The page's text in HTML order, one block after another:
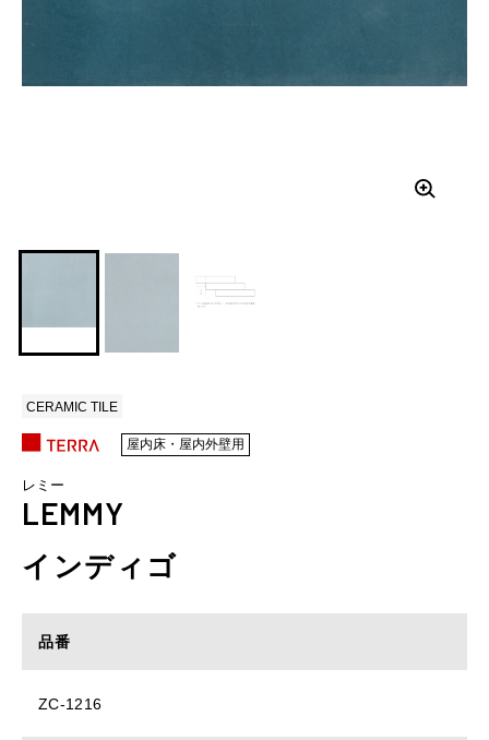
CERAMIC TILE
屋内床・屋内外壁用
レミー
LEMMY
インディゴ
品番
ZC-1216